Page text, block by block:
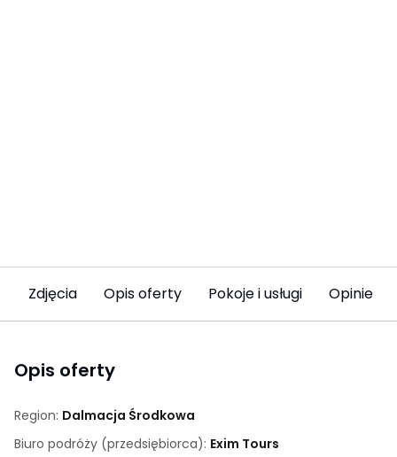
Zdjęcia Opis oferty Pokoje i usługi Opinie (1)
Opis oferty
Region: Dalmacja Środkowa
Biuro podróży (przedsiębiorca): Exim Tours